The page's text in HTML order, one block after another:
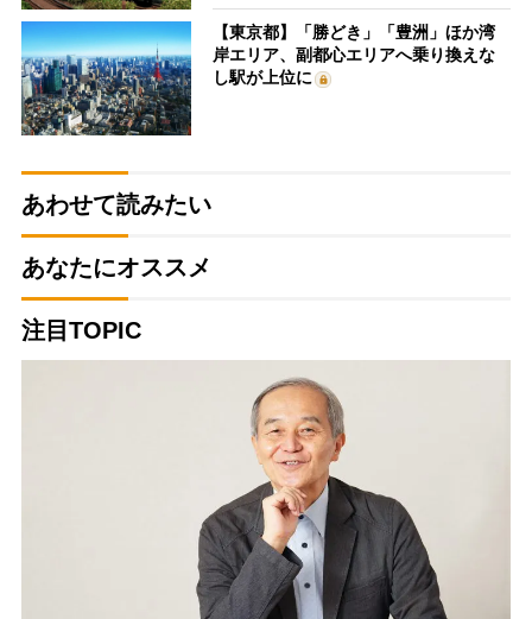
【東京都】「勝どき」「豊洲」ほか湾
岸エリア、副都心エリアへ乗り換えな
し駅が上位に
あわせて読みたい
あなたにオススメ
注目TOPIC